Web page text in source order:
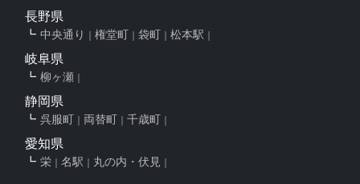
長野県
中央通り 権堂町 袋町 松本駅
岐阜県
柳ヶ瀬
静岡県
呉服町 両替町 千歳町
愛知県
栄 名駅 丸の内・伏見